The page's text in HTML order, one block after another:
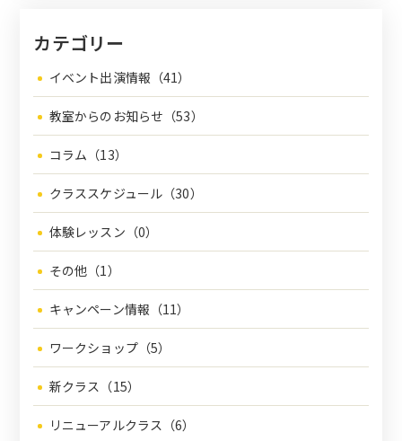
カテゴリー
イベント出演情報（41）
教室からのお知らせ（53）
コラム（13）
クラススケジュール（30）
体験レッスン（0）
その他（1）
キャンペーン情報（11）
ワークショップ（5）
新クラス（15）
リニューアルクラス（6）